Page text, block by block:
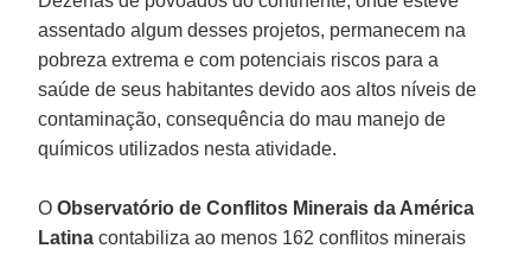
assentado algum desses projetos, permanecem na
pobreza extrema e com potenciais riscos para a
saúde de seus habitantes devido aos altos níveis de
contaminação, consequência do mau manejo de
químicos utilizados nesta atividade.
OObservatório de Conflitos Minerais da América
Latina contabiliza ao menos 162 conflitos minerais